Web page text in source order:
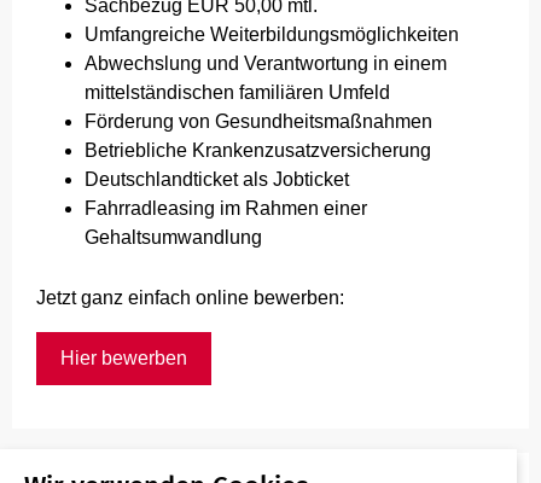
Sachbezug EUR 50,00 mtl.
Umfangreiche Weiterbildungsmöglichkeiten
Abwechslung und Verantwortung in einem
mittelständischen familiären Umfeld
Förderung von Gesundheitsmaßnahmen
Betriebliche Krankenzusatzversicherung
Deutschlandticket als Jobticket
Fahrradleasing im Rahmen einer
Gehaltsumwandlung
Jetzt ganz einfach online bewerben:
Hier bewerben